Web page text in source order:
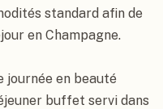
standard afin de
en Champagne.
journée en beauté
buffet servi dans